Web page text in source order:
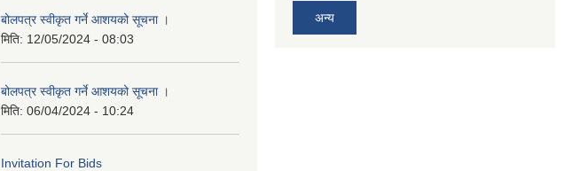
बोलपत्र स्वीकृत गर्ने आशयको सूचना ।
मिति: 12/05/2024 - 08:03
बोलपत्र स्वीकृत गर्ने आशयको सूचना ।
मिति: 06/04/2024 - 10:24
Invitation For Bids
अन्य